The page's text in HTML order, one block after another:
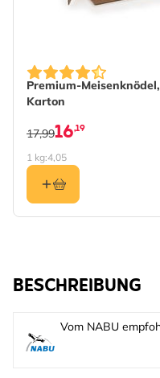
Premium-
Karton
16,19
17,99
1 kg:4,05
BESCHREIBUNG
Vom NABU